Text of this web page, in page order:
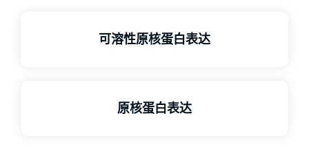
可溶性原核蛋白表达
原核蛋白表达